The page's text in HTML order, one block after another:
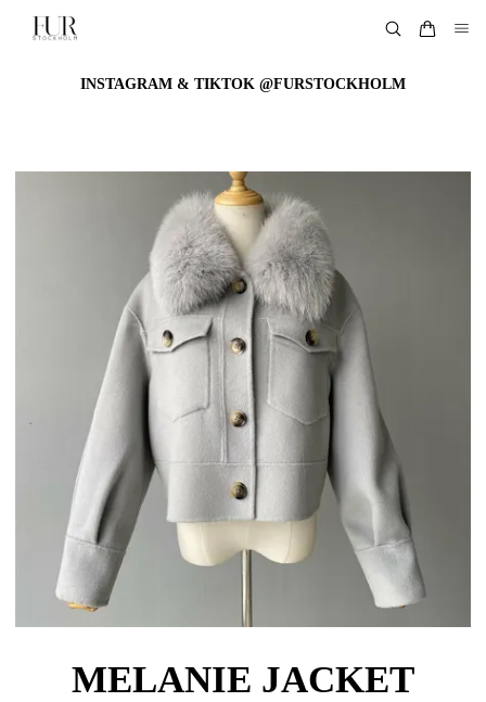
INSTAGRAM & TIKTOK @FURSTOCKHOLM
MELANIE JACKET